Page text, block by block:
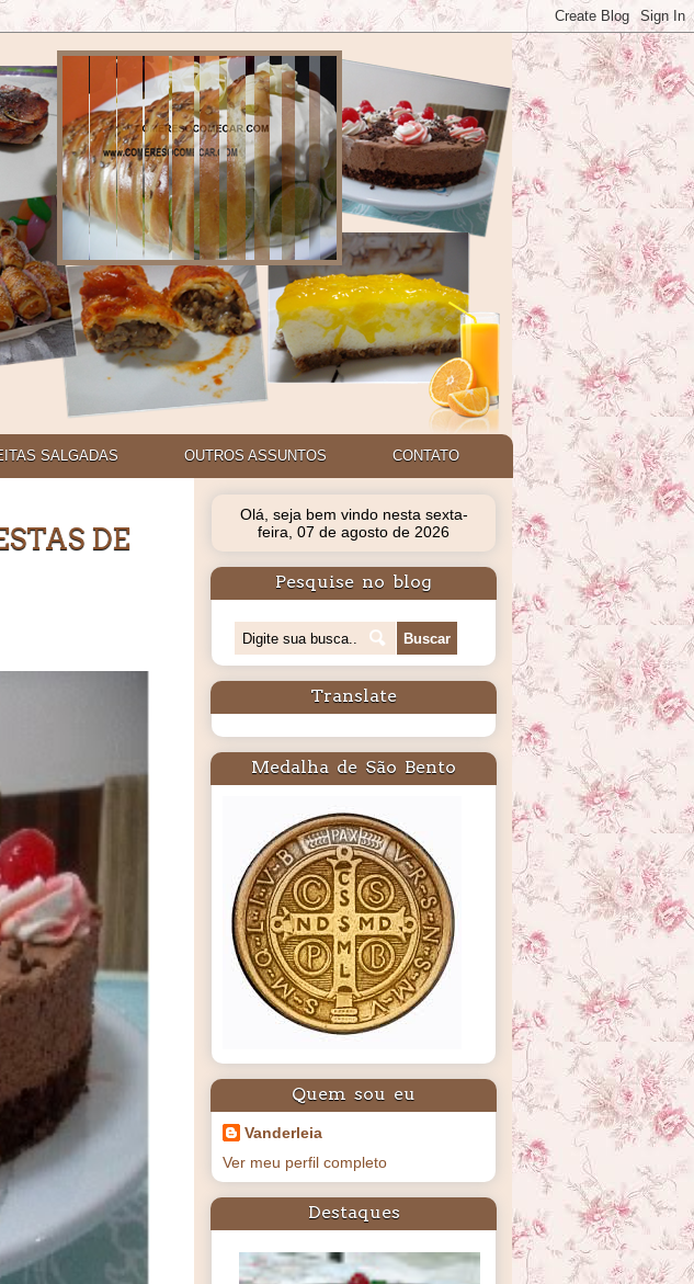
SALGADAS OUTROS ASSUNTOS CONTATO
DE
Olá, seja bem vindo nesta sexta-
feira, 07 de agosto de 2026
Pesquise no blog
Translate
Medalha de São Bento
Quem sou eu
Vanderleia
Ver meu perfil completo
Destaques